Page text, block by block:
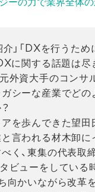
ーの力で業界全体
介」「DXを行うた
に関する話題は尽
外資大手のコンサ
シーな産業でどの
を歩んできた望田
言われる材木卸に
く、東集の代表取
ビューをしている
向かいながら改革